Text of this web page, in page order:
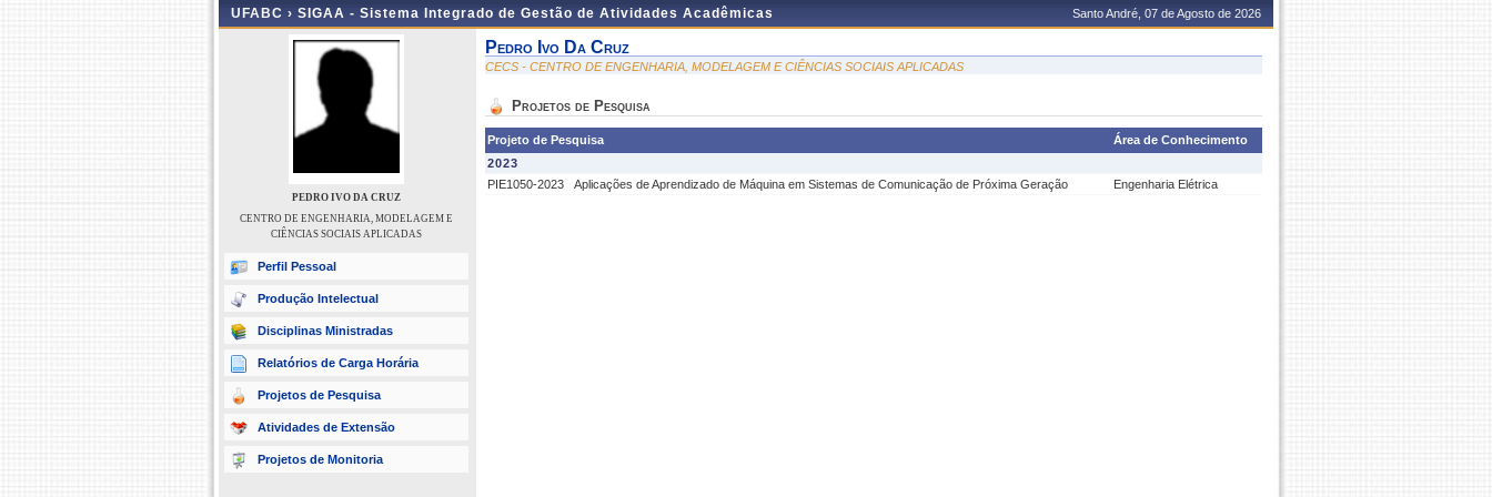
UFABC › SIGAA - Sistema Integrado de Gestão de Atividades Acadêmicas Santo André, 07 de Agosto de 2026
PEDRO IVO DA CRUZ
CENTRO DE ENGENHARIA, MODELAGEM E
CIÊNCIAS SOCIAIS APLICADAS
Perfil Pessoal
Produção Intelectual
Disciplinas Ministradas
Relatórios de Carga Horária
Projetos de Pesquisa
Atividades de Extensão
Projetos de Monitoria
Pedro Ivo Da Cruz
CECS - CENTRO DE ENGENHARIA, MODELAGEM E CIÊNCIAS SOCIAIS APLICADAS
Projetos de Pesquisa
Projeto de Pesquisa
Área de Conhecimento
2023
PIE1050-2023
Aplicações de Aprendizado de Máquina em Sistemas de Comunicação de Próxima Geração Engenharia Elétrica